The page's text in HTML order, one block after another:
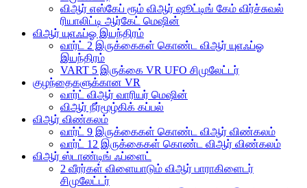
விஆர் எஸ்கேப் ரூம் விஆர் ஷூட்டிங் கேம் விர்ச்சுவல்
ரியாலிட்டி ஆர்கேட் மெஷின்
விஆர் யுஎஃப்ஓ இயந்திரம்
வார்ட் 2 இருக்கைகள் கொண்ட விஆர் யுஎஃப்ஓ
இயந்திரம்
VART 5 இருக்கை VR UFO சிமுலேட்டர்
குழந்தைகளுக்கான VR
வார்ட் விஆர் வாரியர் மெஷின்
விஆர் நீர்மூழ்கிக் கப்பல்
விஆர் விண்கலம்
வார்ட் 9 இருக்கைகள் கொண்ட விஆர் விண்கலம்
வார்ட் 12 இருக்கைகள் கொண்ட விஆர் விண்கலம்
விஆர் ஸ்டாண்டிங் ஃப்ளைட்
2 வீரர்கள் விளையாடும் விஆர் பாராகிளைடர்
சிமுலேட்டர்